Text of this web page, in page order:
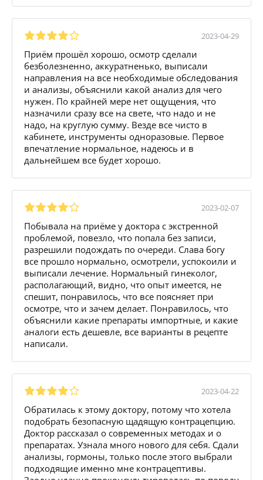
2023-04-29
Приём прошёл хорошо, осмотр сделали
безболезненно, аккуратненько, выписали
направления на все необходимые обследования
и анализы, объяснили какой анализ для чего
нужен. По крайней мере нет ощущения, что
назначили сразу все на свете, что надо и не
надо, на круглую сумму. Везде все чисто в
кабинете, инструменты одноразовые. Первое
впечатление нормальное, надеюсь и в
дальнейшем все будет хорошо.
2023-02-07
Побывала на приёме у доктора с экстренной
проблемой, повезло, что попала без записи,
разрешили подождать по очереди. Слава богу
все прошло нормально, осмотрели, успокоили и
выписали лечение. Нормальный гинеколог,
располагающий, видно, что опыт имеется, не
спешит, понравилось, что все поясняет при
осмотре, что и зачем делает. Понравилось, что
объяснили какие препараты импортные, и какие
аналоги есть дешевле, все варианты в рецепте
написали.
2023-04-22
Обратилась к этому доктору, потому что хотела
подобрать безопасную щадящую контрацепцию.
Доктор рассказал о современных методах и о
препаратах. Узнала много нового для себя. Сдали
анализы, гормоны, только после этого выбрали
подходящие именно мне контрацептивы.